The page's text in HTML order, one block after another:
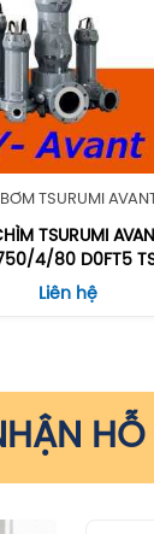
TSURUMI AVANT
TSURUMI
4/80 D0FT5
Liên hệ
HỖ